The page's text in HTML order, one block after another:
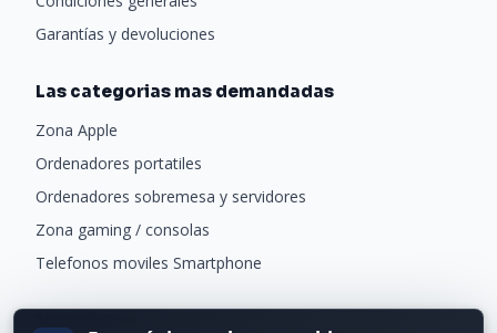
Garantías y devoluciones
Las categorias mas demandadas
Zona Apple
Ordenadores portatiles
Ordenadores sobremesa y servidores
Zona gaming / consolas
Telefonos moviles Smartphone